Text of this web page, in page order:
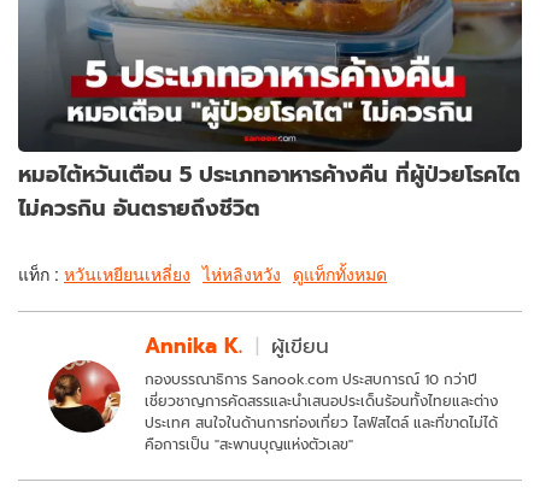
หมอไต้หวันเตือน 5 ประเภทอาหารค้างคืน ที่ผู้ป่วยโรคไต
ไม่ควรกิน อันตรายถึงชีวิต
แท็ก : หวันเหยียนเหลี่ยง ไห่หลิงหวัง ดูแท็กทั้งหมด
Annika K. ผู้เขียน
กองบรรณาธิการ Sanook.com ประสบการณ์ 10 กว่าปี
เชี่ยวชาญการคัดสรรและนำเสนอประเด็นร้อนทั้งไทยและต่าง
ประเทศ สนใจในด้านการท่องเที่ยว ไลฟ์สไตล์ และที่ขาดไม่ได้
คือการเป็น "สะพานบุญแห่งตัวเลข"